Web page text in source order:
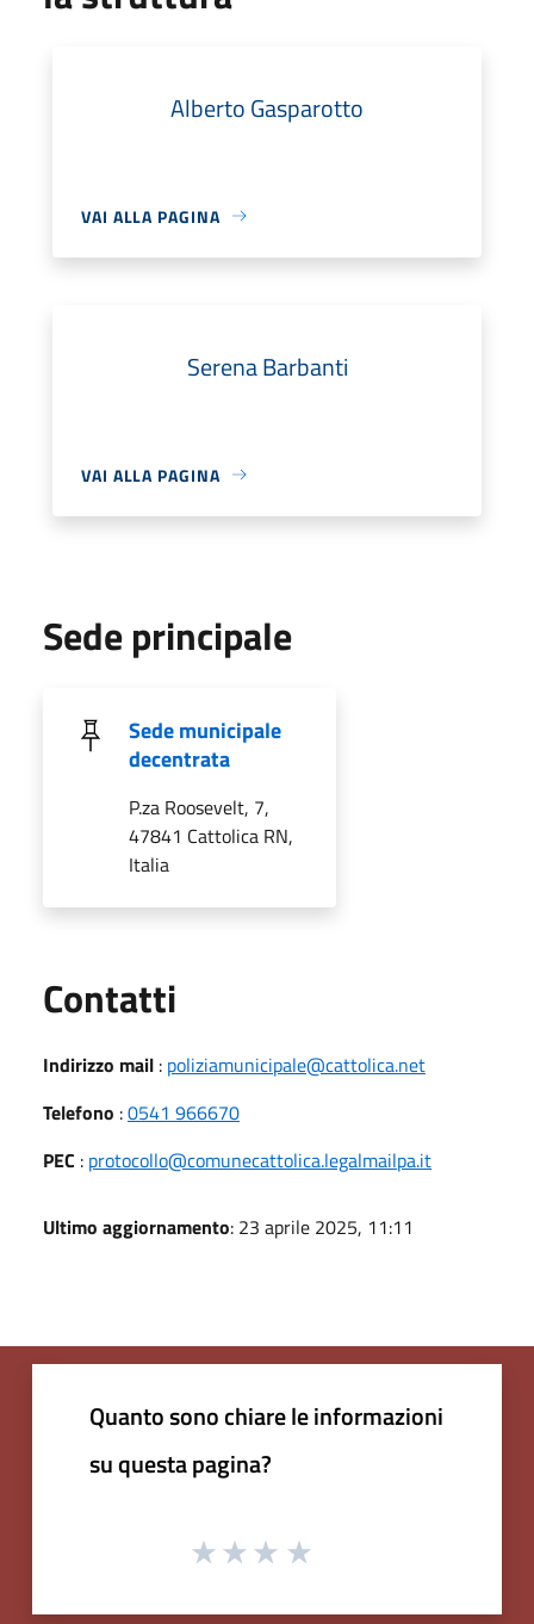
Alberto Gasparotto
VAI ALLA PAGINA
Serena Barbanti
VAI ALLA PAGINA
Sede principale
Sede municipale
decentrata
P.za Roosevelt, 7,
47841 Cattolica RN,
Italia
Contatti
Indirizzo mail : poliziamunicipale@cattolica.net
Telefono :0541 966670
PEC : protocollo@comunecattolica.legalmailpa.it
Ultimo aggiornamento: 23 aprile 2025, 11:11
Quanto sono chiare le informazioni
su questa pagina?